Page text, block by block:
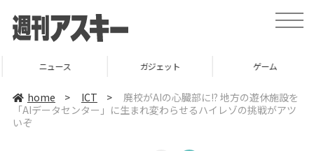
t
o
v
i
ニュース ガジェット ゲーム
home > ICT >
廃校がAIの心臓部に!? 地方の遊休施設を
「AIデータセンター」に生まれ変わらせるハイレゾの挑戦がアツ
いぞ